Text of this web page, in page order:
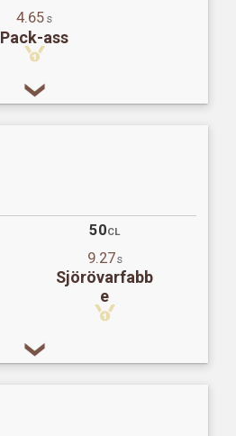
4.65 s
Pack-ass
50CL
9.27s
Sjörövarfabb
e